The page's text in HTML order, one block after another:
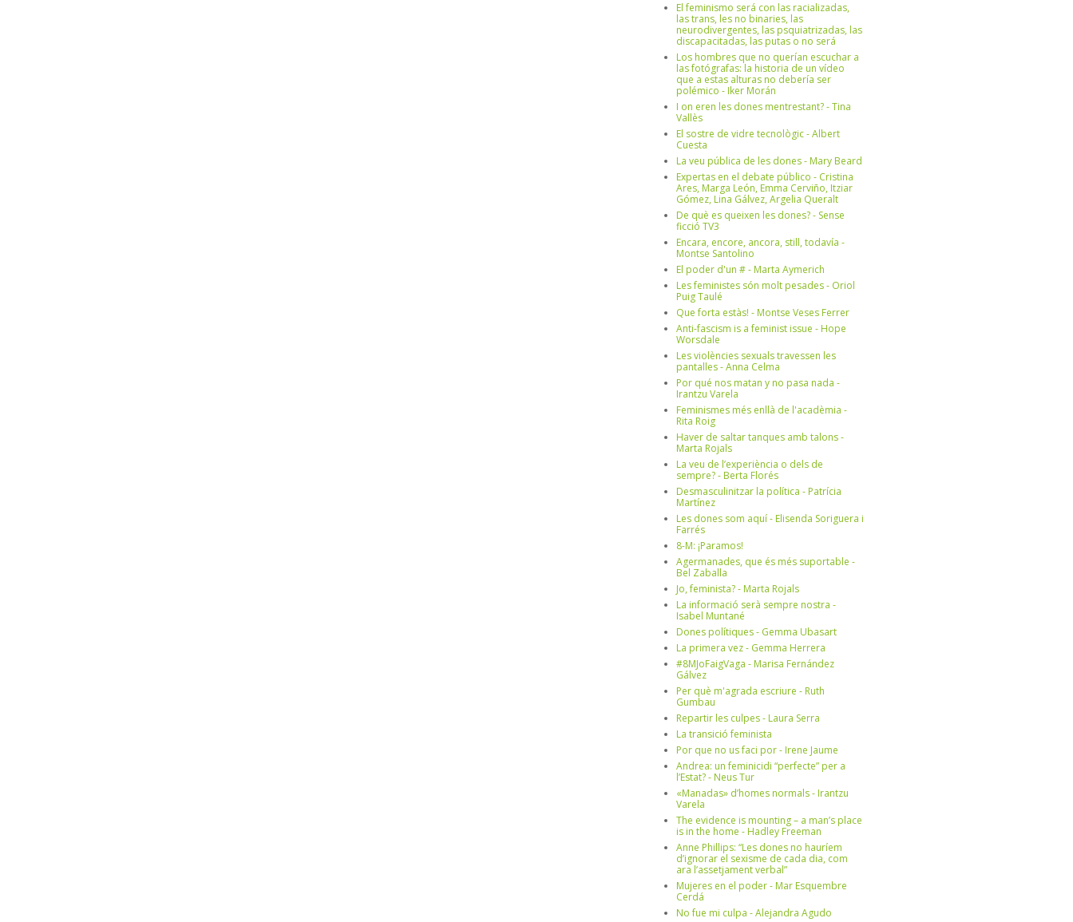
El feminismo será con las racializadas,
las trans, les no binaries, las
neurodivergentes, las psquiatrizadas, las
discapacitadas, las putas o no será
Los hombres que no querían escuchar a
las fotógrafas: la historia de un vídeo
que a estas alturas no debería ser
polémico - Iker Morán
I on eren les dones mentrestant? - Tina
Vallès
El sostre de vidre tecnològic - Albert
Cuesta
La veu pública de les dones - Mary Beard
Expertas en el debate público - Cristina
Ares, Marga León, Emma Cerviño, Itziar
Gómez, Lina Gálvez, Argelia Queralt
De què es queixen les dones? - Sense
ficció TV3
Encara, encore, ancora, still, todavía -
Montse Santolino
El poder d'un # - Marta Aymerich
Les feministes són molt pesades - Oriol
Puig Taulé
Que forta estàs! - Montse Veses Ferrer
Anti-fascism is a feminist issue - Hope
Worsdale
Les violències sexuals travessen les
pantalles - Anna Celma
Por qué nos matan y no pasa nada -
Irantzu Varela
Feminismes més enllà de l'acadèmia -
Rita Roig
Haver de saltar tanques amb talons -
Marta Rojals
La veu de l’experiència o dels de
sempre? - Berta Florés
Desmasculinitzar la política - Patrícia
Martínez
Les dones som aquí - Elisenda Soriguera i
Farrés
8-M: ¡Paramos!
Agermanades, que és més suportable -
Bel Zaballa
Jo, feminista? - Marta Rojals
La informació serà sempre nostra -
Isabel Muntané
Dones polítiques - Gemma Ubasart
La primera vez - Gemma Herrera
#8MJoFaigVaga - Marisa Fernández
Gálvez
Per què m'agrada escriure - Ruth
Gumbau
Repartir les culpes - Laura Serra
La transició feminista
Por que no us faci por - Irene Jaume
Andrea: un feminicidi “perfecte” per a
l’Estat? - Neus Tur
«Manadas» d’homes normals - Irantzu
Varela
The evidence is mounting – a man’s place
is in the home - Hadley Freeman
Anne Phillips: “Les dones no hauríem
d’ignorar el sexisme de cada dia, com
ara l’assetjament verbal”
Mujeres en el poder - Mar Esquembre
Cerdá
No fue mi culpa - Alejandra Agudo